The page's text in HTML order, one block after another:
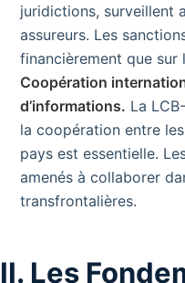
juridictions, surveillent
assureurs. Les
financièrement que sur
Coopération
d’informations. La
la coopération entre
pays est essentielle.
amenés à collaborer
transfrontalières.
II. Les